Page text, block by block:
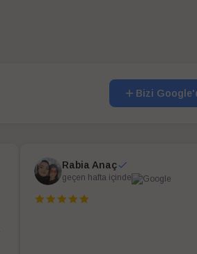
Bizi
Rabia Anaç
geçen hafta içinde